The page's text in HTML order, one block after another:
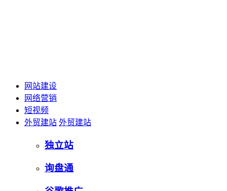
网站建设
网络营销
短视频
外贸建站 外贸建站
独立站
询盘通